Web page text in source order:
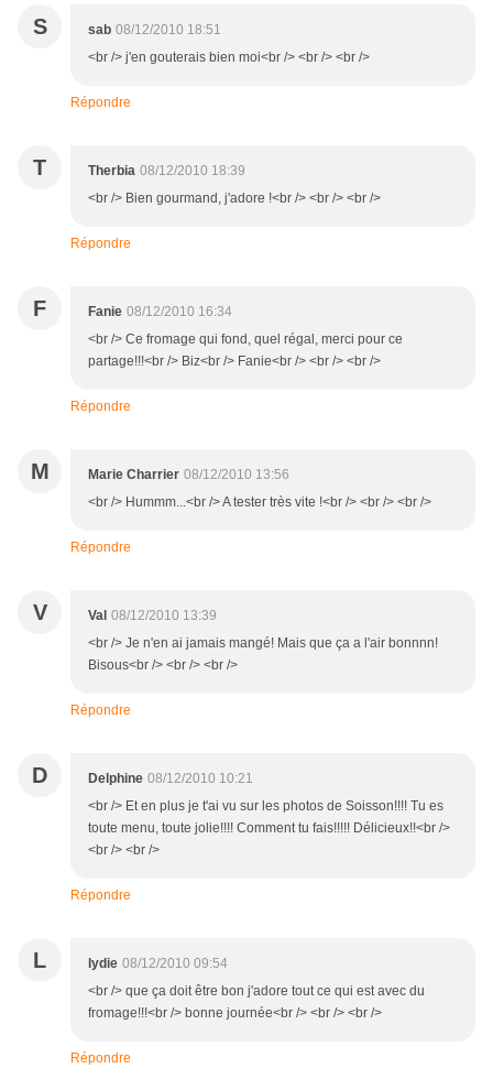
S sab 08/12/2010 18:51
<br /> j'en gouterais bien moi<br /> <br /> <br />
Répondre
T Therbia 08/12/2010 18:39
<br /> Bien gourmand, j'adore !<br /> <br /> <br />
Répondre
F Fanie 08/12/2010 16:34
<br /> Ce fromage qui fond, quel régal, merci pour ce
partage!!!<br /> Biz<br /> Fanie<br /> <br /> <br />
Répondre
M Marie Charrier 08/12/2010 13:56
<br /> Hummm...<br /> A tester très vite !<br /> <br /> <br />
Répondre
V Val 08/12/2010 13:39
<br /> Je n'en ai jamais mangé! Mais que ça a l'air bonnnn!
Bisous<br /> <br /> <br />
Répondre
D Delphine 08/12/2010 10:21
<br /> Et en plus je t'ai vu sur les photos de Soisson!!!! Tu es
toute menu, toute jolie!!!! Comment tu fais!!!!! Délicieux!!<br />
<br /> <br />
Répondre
L lydie 08/12/2010 09:54
<br /> que ça doit être bon j'adore tout ce qui est avec du
fromage!!!<br /> bonne journée<br /> <br /> <br />
Répondre